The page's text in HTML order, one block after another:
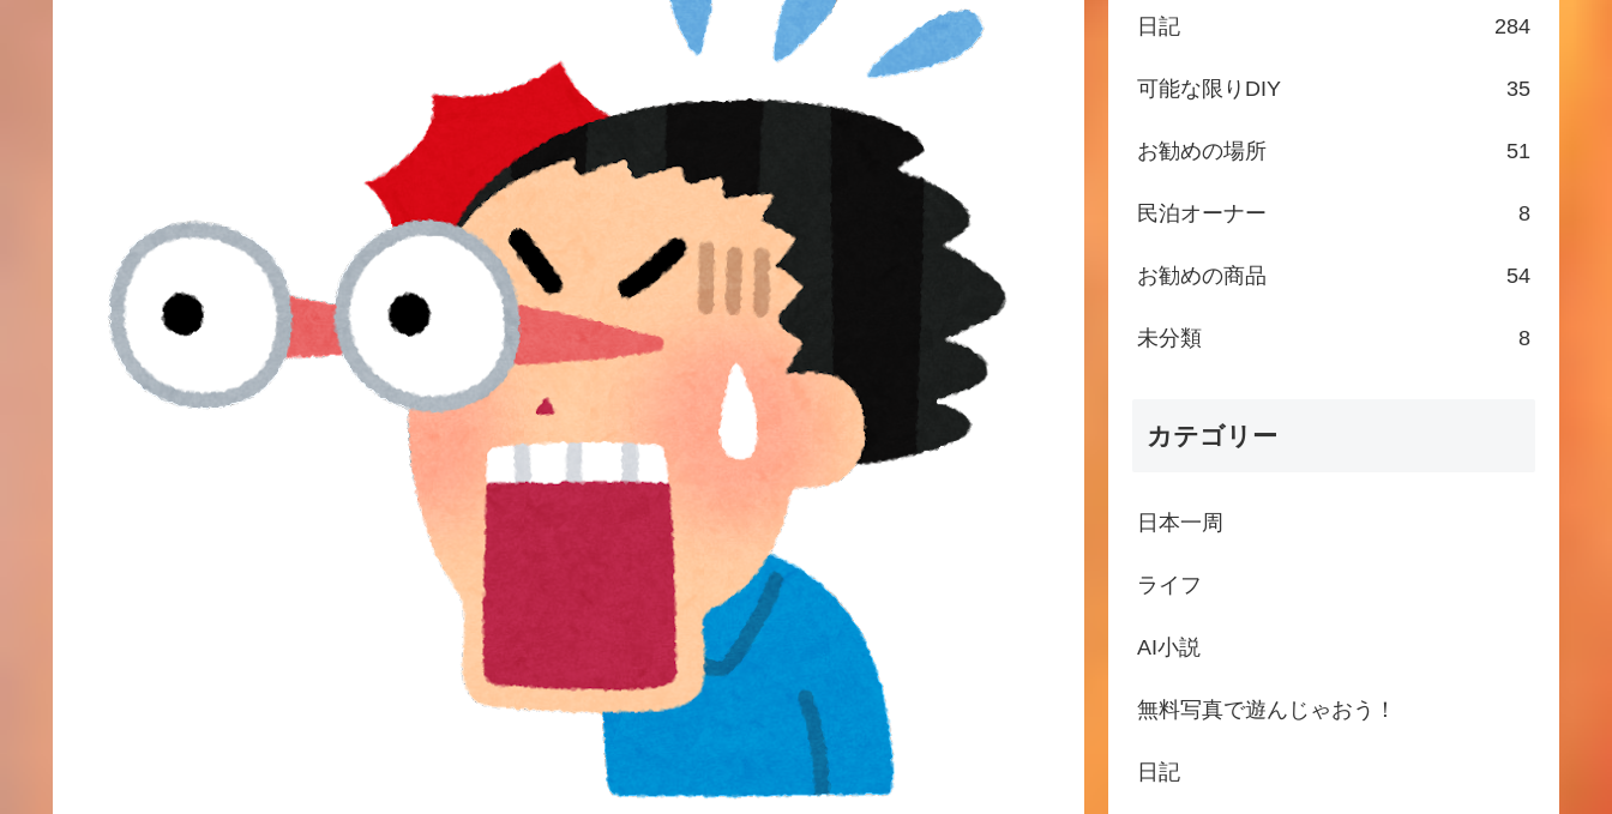
日記 284
可能な限りDIY 35
お勧めの場所 51
民泊オーナー 8
お勧めの商品 54
未分類 8
カテゴリー
日本一周
ライフ
AI小説
無料写真で遊んじゃおう！
日記